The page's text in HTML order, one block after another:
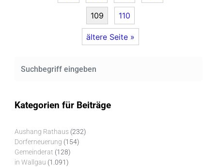
109 110
ältere Seite »
Kategorien für Beiträge
Aushang Rathaus (232)
Dorferneuerung (154)
Gemeinderat (128)
in Wallgau (1.091)